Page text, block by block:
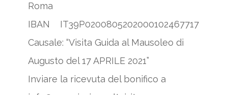
Roma
IBAN IT39P0200805202000102467717
Causale: “Visita Guida al Mausoleo di
Augusto del 17 APRILE 2021”
Inviare la ricevuta del bonifico a